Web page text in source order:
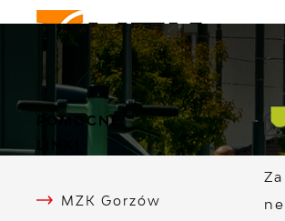
Przejdź do menu.
Przejdź do wyszukiwarki.
Przejdź do treści.
Przejdź do ustawień wielkości czcionki.
Włącz wersję kontrastową strony.
MZK GORZÓW
POMOCNE
LINKI
MZK Gorzów